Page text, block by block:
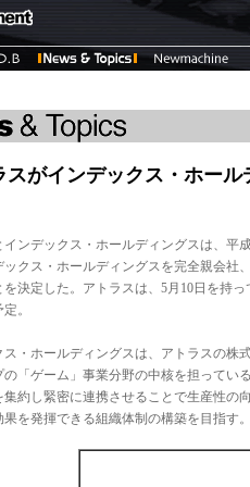
スがインデックス・ホー
ンデックス・ホールディングスは、平
ックス・ホールディングスを完全親会社
を決定した。アトラスは、5月10日を持
。
・ホールディングスは、アトラスの株
の「ゲーム」事業分野の中核を担ってい
集約し緊密に連携させることで生産性の
果を発揮できる組織体制の構築を目指す